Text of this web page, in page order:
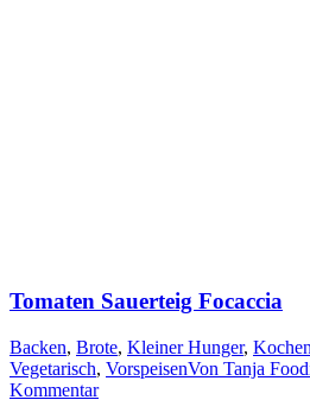
Tomaten Sauerteig Focaccia
Backen, Brote, Kleiner Hunger, Kochen
Vegetarisch, VorspeisenVon Tanja
Kommentar